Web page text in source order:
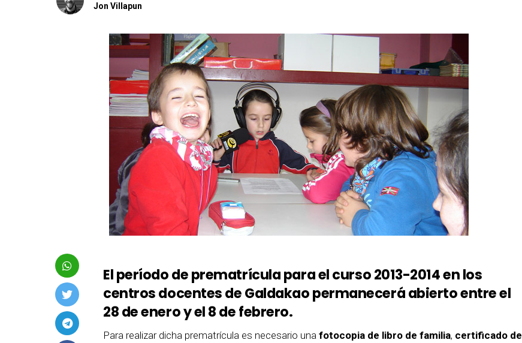
Jon Villapun
El período de prematrícula para el curso 2013-2014 en los
centros docentes de Galdakao permanecerá abierto entre el
28 de enero y el 8 de febrero.
Para realizar dicha prematrícula es necesario una fotocopia de libro de familia, certificado de